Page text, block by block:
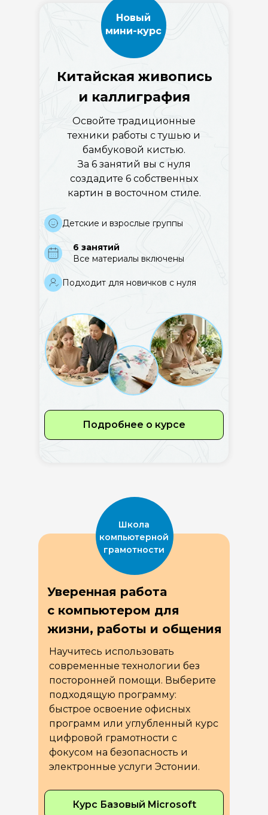
Освойте традиционные
техники работы с тушью и
бамбуковой кистью.
За 6 занятий вы с нуля
создадите 6 собственных
картин в восточном стиле.
Китайская живопись
и каллиграфия
Подходит для новичков с нуля
Все материалы включены
6 занятий
Детские и взрослые группы
Подробнее о курсе
Новый
мини-курс
Научитесь использовать
современные технологии без
посторонней помощи. Выберите
подходящую программу:
быстрое освоение офисных
программ или углубленный курс
цифровой грамотности с
фокусом на безопасность и
электронные услуги Эстонии.
Курс Базовый Microsoft
Уверенная работа
с компьютером для
жизни, работы и общения
Школа
компьютерной
грамотности